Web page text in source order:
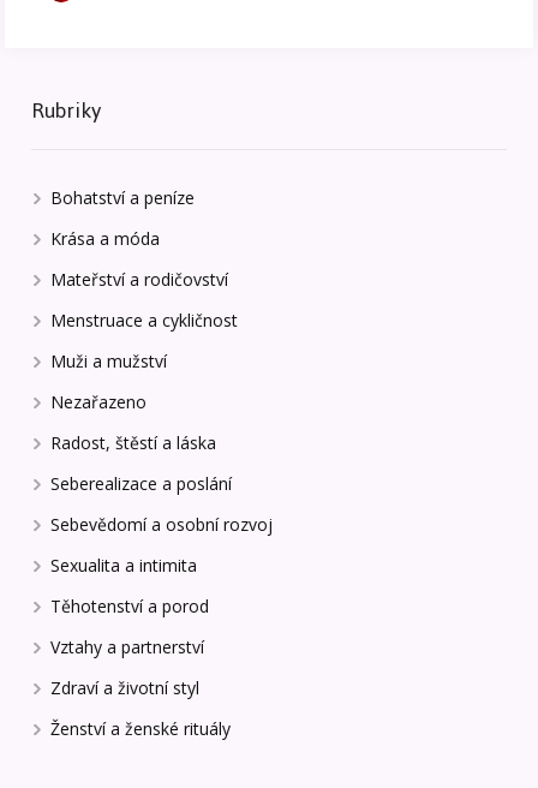
Rubriky
Bohatství a peníze
Krása a móda
Mateřství a rodičovství
Menstruace a cykličnost
Muži a mužství
Nezařazeno
Radost, štěstí a láska
Seberealizace a poslání
Sebevědomí a osobní rozvoj
Sexualita a intimita
Těhotenství a porod
Vztahy a partnerství
Zdraví a životní styl
Ženství a ženské rituály